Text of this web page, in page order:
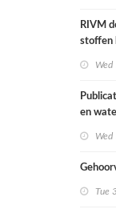
RIVM
stoffen
Wed
en
Wed
Tue